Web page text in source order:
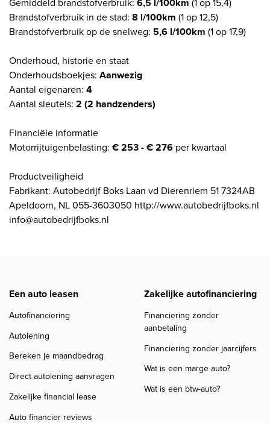
Brandstofverbruik in de stad: 8 l/100km (1 op 12,5)
Brandstofverbruik op de snelweg: 5,6 l/100km (1 op 17,9)
Onderhoud, historie en staat
Onderhoudsboekjes: Aanwezig
Aantal eigenaren: 4
Aantal sleutels: 2 (2 handzenders)
Financiële informatie
Motorrijtuigenbelasting: € 253 - € 276 per kwartaal
Productveiligheid
Fabrikant: Autobedrijf Boks Laan vd Dierenriem 51 7324AB
Apeldoorn, NL 055-3603050 http://www.autobedrijfboks.nl
info@autobedrijfboks.nl
Een auto leasen
Autofinanciering
Autolening
Bereken je maandbedrag
Direct autolening aanvragen
Zakelijke financial lease
Auto financier reviews
Zakelijke autofinanciering
Financiering zonder
aanbetaling
Financiering zonder jaarcijfers
Wat is een marge auto?
Wat is een btw-auto?